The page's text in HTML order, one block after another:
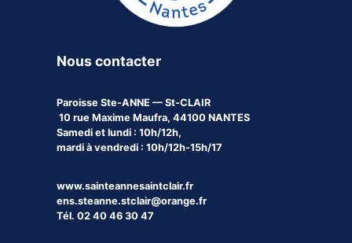
Nous contacter
Paroisse Ste-ANNE — St-CLAIR
10 rue Maxime Maufra, 44100 NANTES
Samedi et lundi : 10h/12h,
mardi à vendredi : 10h/12h-15h/17
www.sainteannesaintclair.fr
ens.steanne.stclair@orange.fr
Tél. 02 40 46 30 47